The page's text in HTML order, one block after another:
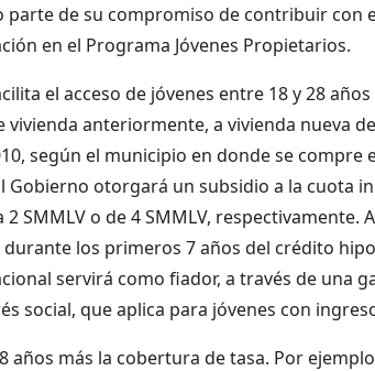
parte de su compromiso de contribuir con
en el Programa Jóvenes Propietarios.
el acceso de jóvenes entre 18 y 28
anteriormente, a vivienda nueva
según el municipio en donde se
Gobierno otorgará un subsidio a la cuota
SMMLV o de 4 SMMLV,
los primeros 7 años del crédito
servirá como fiador, a través de una
social, que aplica para jóvenes con
años más la cobertura de tasa. Por